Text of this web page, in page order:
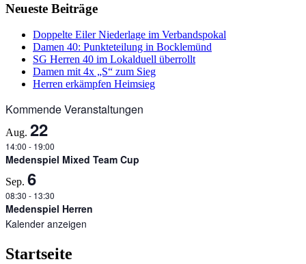
Neueste Beiträge
Doppelte Eiler Niederlage im Verbandspokal
Damen 40: Punkteteilung in Bocklemünd
SG Herren 40 im Lokalduell überrollt
Damen mit 4x „S“ zum Sieg
Herren erkämpfen Heimsieg
Kommende Veranstaltungen
Aug. 22
14:00 - 19:00
Medenspiel Mixed Team Cup
Sep. 6
08:30 - 13:30
Medenspiel Herren
Kalender anzeigen
Startseite